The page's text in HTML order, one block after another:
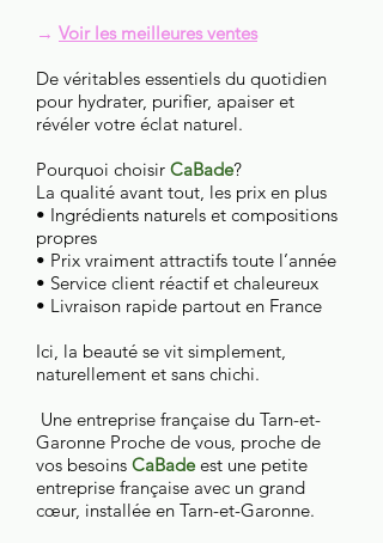
→ Voir les meilleures ventes
De véritables essentiels du quotidien
pour hydrater, purifier, apaiser et
révéler votre éclat naturel.
Pourquoi choisir CaBade?
La qualité avant tout, les prix en plus
• Ingrédients naturels et compositions
propres
• Prix vraiment attractifs toute l’année
• Service client réactif et chaleureux
• Livraison rapide partout en France
Ici, la beauté se vit simplement,
naturellement et sans chichi.
Une entreprise française du Tarn-et-
Garonne Proche de vous, proche de
vos besoins CaBadeest une petite
entreprise française avec un grand
cœur, installée en Tarn-et-Garonne.